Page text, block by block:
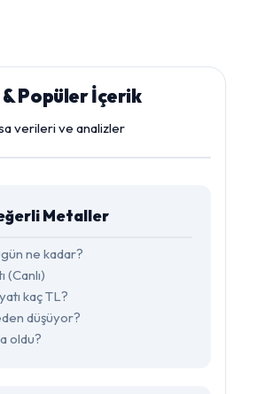
& Popüler İçerik
verileri ve analizler
Metaller
ne kadar?
(Canlı)
kaç TL?
düşüyor?
oldu?